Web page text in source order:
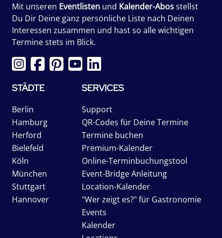
Mit unseren Eventlisten und Kalender-Abosstellst
Du Dir Deine ganz persönliche Liste nach Deinen
Interessen zusammen und hast so alle wichtigen
Termine stets im Blick.
STÄDTE
Berlin
Hamburg
Herford
Bielefeld
Köln
München
Stuttgart
Hannover
SERVICES
Support
QR-Codes für Deine Termine
Termine buchen
Premium-Kalender
Online-Terminbuchungstool
Event-Bridge Anleitung
Location-Kalender
"Wer zeigt es?" für Gastronomie
Events
Kalender